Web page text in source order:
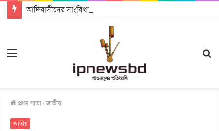
প্রথম পাতা/জাতীয়
জাতীয়